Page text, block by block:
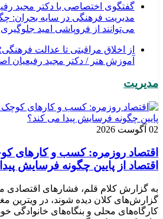
گفتگوی اختصاصی با دکتر مجید
مدیریت فرهنگی در سایه بحران:
می‌توانند از فروپاشی امید جلوگیری
از اخلاق مراقبتی تا عدالت
آموزش هنر / دکتر مجید رفیعیان
مدیریت
02 آگوست 2026
اقتصاد روزمره: کسب‌ و کارهای
اقتصاد از پایین چگونه فرسایش
به گزارش کلام قلم، فشارهای اقتصادی
گزارش‌های کلان دیده شوند، در ویترین
کارگاه‌های محلی و بنگاه‌های خانوادگی